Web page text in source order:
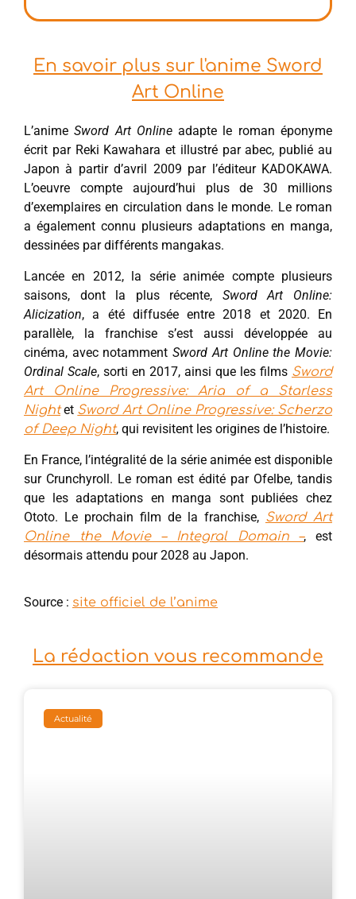
En savoir plus sur l'anime Sword
Art Online
L’animeSword Art Onlineadapte le roman éponyme
écrit par Reki Kawahara et illustré par abec, publié au
Japon à partir d’avril 2009 par l’éditeur KADOKAWA.
L’oeuvre compte aujourd’hui plus de 30 millions
d’exemplaires en circulation dans le monde. Le roman
a également connu plusieurs adaptations en manga,
dessinées par différents mangakas.
Lancée en 2012, la série animée compte plusieurs
saisons, dont la plus récente, Sword Art Online:
Alicization, a été diffusée entre 2018 et 2020. En
parallèle, la franchise s’est aussi développée au
cinéma, avec notammentSword Art Online the Movie:
Ordinal Scale, sorti en 2017, ainsi que les films Sword
Art Online Progressive: Aria of a Starless
Nightet Sword Art Online Progressive: Scherzo
of Deep Night, qui revisitent les origines de l’histoire.
En France, l’intégralité de la série animée est disponible
sur Crunchyroll. Le roman est édité par Ofelbe, tandis
que les adaptations en manga sont publiées chez
Ototo. Le prochain film de la franchise, Sword Art
Online the Movie – Integral Domain –, est
désormais attendu pour 2028 au Japon.
Source : site officiel de l’anime
La rédaction vous recommande
Actualité